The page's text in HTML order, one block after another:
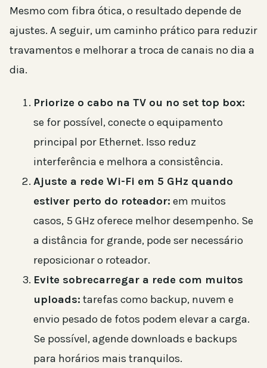
Mesmo com fibra ótica, o resultado depende de
ajustes. A seguir, um caminho prático para reduzir
travamentos e melhorar a troca de canais no dia a
dia.
Priorize o cabo na TV ou no set top box:
se for possível, conecte o equipamento
principal por Ethernet. Isso reduz
interferência e melhora a consistência.
Ajuste a rede Wi-Fi em 5 GHz quando
estiver perto do roteador: em muitos
casos, 5 GHz oferece melhor desempenho. Se
a distância for grande, pode ser necessário
reposicionar o roteador.
Evite sobrecarregar a rede com muitos
uploads: tarefas como backup, nuvem e
envio pesado de fotos podem elevar a carga.
Se possível, agende downloads e backups
para horários mais tranquilos.